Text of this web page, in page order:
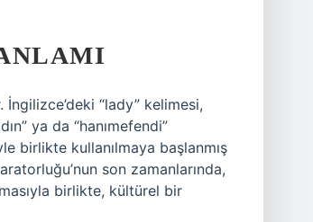
“lady” kelimesi,
ya da “hanımefendi”
birlikte kullanılmaya başlanmış
son zamanlarında,
birlikte, kültürel bir